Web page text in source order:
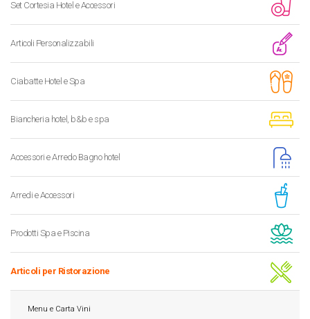
Set Cortesia Hotel e Accessori
Articoli Personalizzabili
Ciabatte Hotel e Spa
Biancheria hotel, b&b e spa
Accessori e Arredo Bagno hotel
Arredi e Accessori
Prodotti Spa e Piscina
Articoli per Ristorazione
Menu e Carta Vini